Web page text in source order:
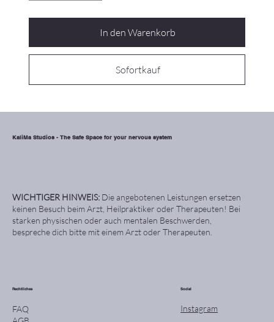
In den Warenkorb
Sofortkauf
KaliMa Studios - The Safe Space for your nervous system
WICHTIGER HINWEIS: Die angebotenen Leistungen ersetzen
keinen Besuch beim Arzt, Heilpraktiker oder Therapeuten! Bei
starken physischen oder auch mentalen Beschwerden,
bespreche dich bitte mit einem Arzt oder Therapeuten.
Rechtliches
FAQ
Social
Instagram